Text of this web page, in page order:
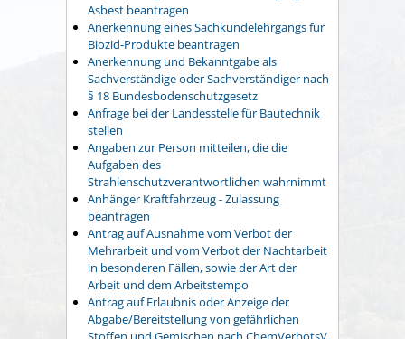
Asbest beantragen
Anerkennung eines Sachkundelehrgangs für
Biozid-Produkte beantragen
Anerkennung und Bekanntgabe als
Sachverständige oder Sachverständiger nach
§ 18 Bundesbodenschutzgesetz
Anfrage bei der Landesstelle für Bautechnik
stellen
Angaben zur Person mitteilen, die die
Aufgaben des
Strahlenschutzverantwortlichen wahrnimmt
Anhänger Kraftfahrzeug - Zulassung
beantragen
Antrag auf Ausnahme vom Verbot der
Mehrarbeit und vom Verbot der Nachtarbeit
in besonderen Fällen, sowie der Art der
Arbeit und dem Arbeitstempo
Antrag auf Erlaubnis oder Anzeige der
Abgabe/Bereitstellung von gefährlichen